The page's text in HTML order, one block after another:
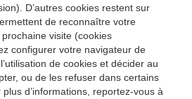
D’autres cookies restent sur
de reconnaître votre
visite (cookies
configurer votre navigateur de
de cookies et décider au
ou de les refuser dans certains
d’informations, reportez-vous à